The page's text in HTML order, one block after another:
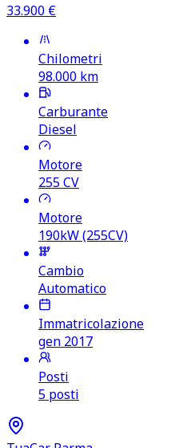
33.900 €
Chilometri
98.000 km
Carburante
Diesel
Motore
255CV
Motore
190kW (255CV)
Cambio
Automatico
Immatricolazione
gen 2017
Posti
5 posti